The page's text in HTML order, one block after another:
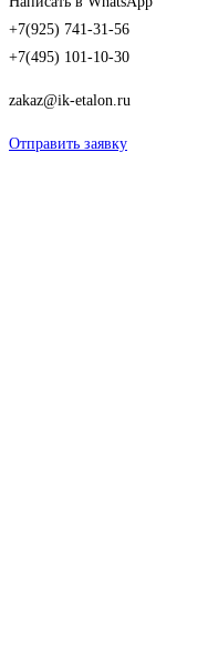
+7(925) 741-31-56
+7(495) 101-10-30
zakaz@ik-etalon.ru
Отправить заявку